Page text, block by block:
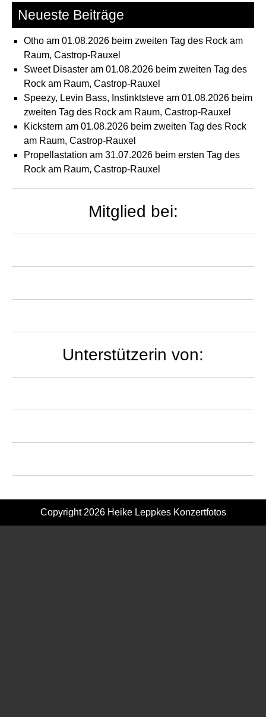
Neueste Beiträge
Otho am 01.08.2026 beim zweiten Tag des Rock am
Raum, Castrop-Rauxel
Sweet Disaster am 01.08.2026 beim zweiten Tag des
Rock am Raum, Castrop-Rauxel
Speezy, Levin Bass, Instinktsteve am 01.08.2026 beim
zweiten Tag des Rock am Raum, Castrop-Rauxel
Kickstern am 01.08.2026 beim zweiten Tag des Rock
am Raum, Castrop-Rauxel
Propellastation am 31.07.2026 beim ersten Tag des
Rock am Raum, Castrop-Rauxel
Mitglied bei:
Unterstützerin von:
Copyright 2026 Heike Leppkes Konzertfotos